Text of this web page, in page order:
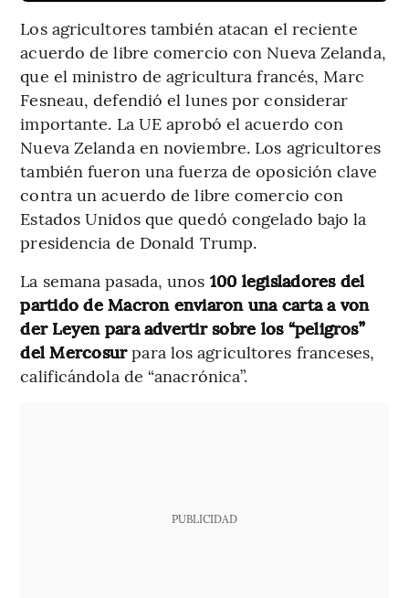
Los agricultores también atacan el reciente
acuerdo de libre comercio con Nueva Zelanda,
que el ministro de agricultura francés, Marc
Fesneau, defendió el lunes por considerar
importante. La UE aprobó el acuerdo con
Nueva Zelanda en noviembre. Los agricultores
también fueron una fuerza de oposición clave
contra un acuerdo de libre comercio con
Estados Unidos que quedó congelado bajo la
presidencia de Donald Trump.
La semana pasada, unos 100 legisladores del
partido de Macron enviaron una carta a von
der Leyen para advertir sobre los “peligros”
del Mercosurpara los agricultores franceses,
calificándola de “anacrónica”.
PUBLICIDAD